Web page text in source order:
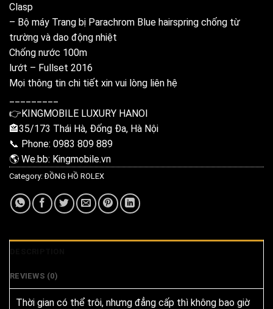
Clasp
– Bộ máy Trang bị Parachrom Blue hairspring chống từ
trường và dao động nhiệt
Chống nước 100m
lướt – Fullset 2016
Mọi thông tin chi tiết xin vui lòng liên hệ
👉KINGMOBILE LUXURY HANOI
🏤35/173 Thái Hà, Đống Đa, Hà Nội
📞 Phone: 0983 809 889
🌎 We.bb: Kingmobile.vn
Category:ĐỒNG HỒ ROLEX
REVIEWS (0)
Thời gian có thể trôi, nhưng đẳng cấp thì không bao giờ